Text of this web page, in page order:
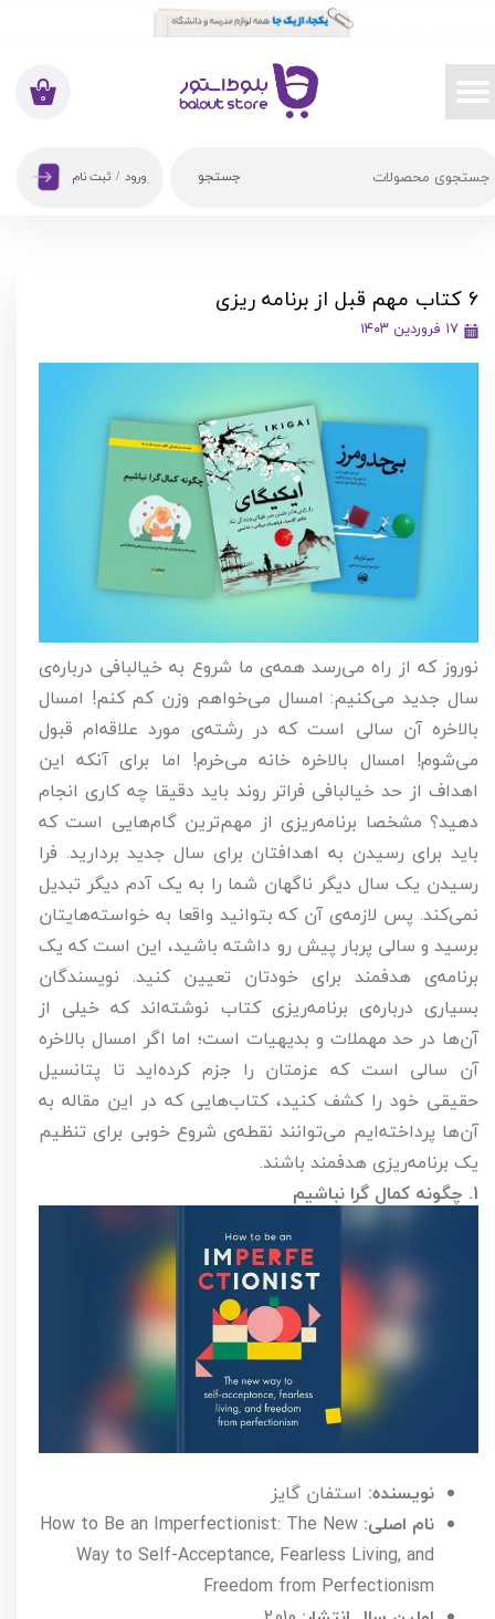
جستجو
۰
ورود / ثبت نام
حساب کاربری من
تغییر گذر واژه
6 کتاب مهم قبل از برنامه ریزی
۱۷ فروردین ۱۴۰۳
نوروز که از راه می‌رسد همه‌‌ی ما شروع به خیالبافی درباره‌ی
سال جدید می‌کنیم: امسال می‌خواهم وزن کم کنم! امسال
بالاخره آن سالی است که در رشته‌ی مورد علاقه‌ام قبول
می‌شوم! امسال بالاخره خانه می‌خرم! اما برای آنکه این
اهداف از حد خیالبافی فراتر روند باید دقیقا چه کاری انجام
دهید؟ مشخصا برنامه‌ریزی از مهم‌ترین گام‌هایی است که
باید برای رسیدن به اهدافتان برای سال جدید بردارید. فرا
رسیدن یک سال دیگر ناگهان شما را به یک آدم دیگر تبدیل
نمی‌کند. پس لازمه‌ی آن که بتوانید واقعا به خواسته‌هایتان
برسید و سالی پربار پیش رو داشته باشید، این است که یک
برنامه‌ی هدفمند برای خودتان تعیین کنید. نویسندگان
بسیاری درباره‌ی برنامه‌ریزی کتاب نوشته‌اند که خیلی از
آن‌ها در حد مهملات و بدیهیات است؛ اما اگر امسال بالاخره
آن سالی است که عزمتان را جزم کرده‌اید تا پتانسیل
حقیقی خود را کشف کنید، کتاب‌هایی که در این مقاله به
آن‌ها پرداخته‌ایم می‌توانند نقطه‌ی شروع خوبی برای تنظیم
یک برنامه‌ریزی هدفمند باشند.
1. چگونه کمال گرا نباشیم
نویسنده: استفان گایز
نام اصلی: How to Be an Imperfectionist: The New
Way to Self-Acceptance, Fearless Living, and
Freedom from Perfectionism